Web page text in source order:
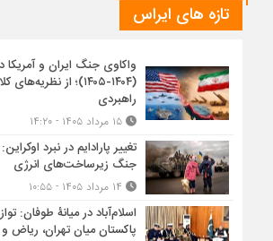
تازه های ایراس
واکاوی جنگ ایران و آمریکا
(۱۴۰۴-۱۴۰۵)؛ از
راهبردی
۱۵ مرداد ۱۴۰۵ - ۱۴:۲۰
تغییر پارادایم در نبرد
جنگ زیرساخت‌های انرژی
اسلام‌آباد در میانۀ طوفان:
پاکستان میان تهران، ریاض